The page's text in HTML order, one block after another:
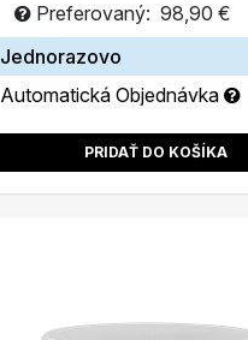
Preferovaný: 98,90 €
Jednorazovo
Automatická Objednávka
PRIDAŤ DO KOŠÍKA